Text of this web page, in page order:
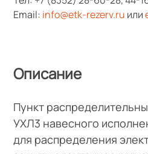
Email: info@etk-rezerv.ru или
Описание
Пункт
УХЛ3 навесного
для распределения